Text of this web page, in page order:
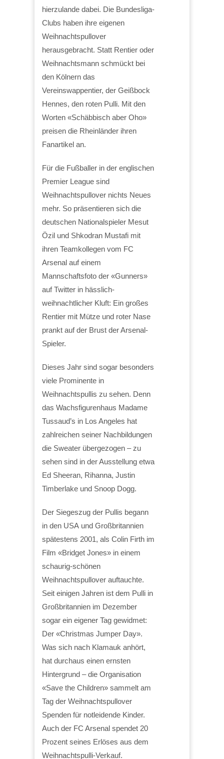
hierzulande dabei. Die Bundesliga-
Clubs haben ihre eigenen
Weihnachtspullover
herausgebracht. Statt Rentier oder
Weihnachtsmann schmückt bei
den Kölnern das
Vereinswappentier, der Geißbock
Hennes, den roten Pulli. Mit den
Worten «Schäbbisch aber Oho»
preisen die Rheinländer ihren
Fanartikel an.
Für die Fußballer in der englischen
Premier League sind
Weihnachtspullover nichts Neues
mehr. So präsentieren sich die
deutschen Nationalspieler Mesut
Özil und Shkodran Mustafi mit
ihren Teamkollegen vom FC
Arsenal auf einem
Mannschaftsfoto der «Gunners»
auf Twitter in hässlich-
weihnachtlicher Kluft: Ein großes
Rentier mit Mütze und roter Nase
prankt auf der Brust der Arsenal-
Spieler.
Dieses Jahr sind sogar besonders
viele Prominente in
Weihnachtspullis zu sehen. Denn
das Wachsfigurenhaus Madame
Tussaud’s in Los Angeles hat
zahlreichen seiner Nachbildungen
die Sweater übergezogen – zu
sehen sind in der Ausstellung etwa
Ed Sheeran, Rihanna, Justin
Timberlake und Snoop Dogg.
Der Siegeszug der Pullis begann
in den USA und Großbritannien
spätestens 2001, als Colin Firth im
Film «Bridget Jones» in einem
schaurig-schönen
Weihnachtspullover auftauchte.
Seit einigen Jahren ist dem Pulli in
Großbritannien im Dezember
sogar ein eigener Tag gewidmet:
Der «Christmas Jumper Day».
Was sich nach Klamauk anhört,
hat durchaus einen ernsten
Hintergrund – die Organisation
«Save the Children» sammelt am
Tag der Weihnachtspullover
Spenden für notleidende Kinder.
Auch der FC Arsenal spendet 20
Prozent seines Erlöses aus dem
Weihnachtspulli-Verkauf.